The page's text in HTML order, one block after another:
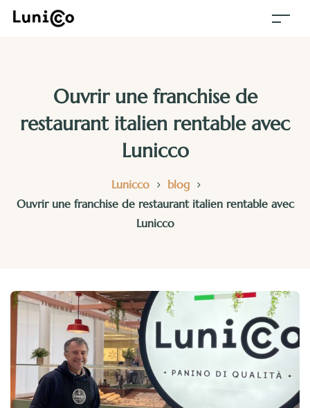
Ouvrir une franchise de
restaurant italien rentable avec
Lunicco
Lunicco > blog >
Ouvrir une franchise de restaurant italien rentable avec
Lunicco